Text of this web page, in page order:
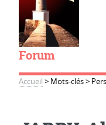
Forum
Accueil > Mots-clés>